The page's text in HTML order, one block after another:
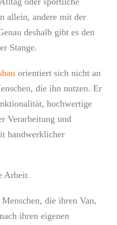
allein, andere mit der
deshalb gibt es den
Stange.
orientiert sich nicht an
die ihn nutzen. Er
hochwertige
Verarbeitung und
handwerklicher
Arbeit.
die ihren Van,
ihren eigenen